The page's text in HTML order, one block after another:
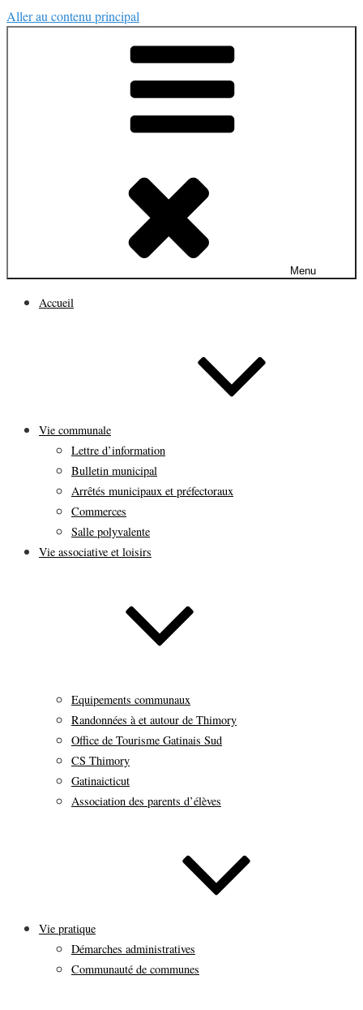
Aller au contenu principal
Menu
Accueil
Vie communale
Lettre d’information
Bulletin municipal
Arrêtés municipaux et préfectoraux
Commerces
Salle polyvalente
Vie associative et loisirs
Equipements communaux
Randonnées à et autour de Thimory
Office de Tourisme Gatinais Sud
CS Thimory
Gatinaicticut
Association des parents d’élèves
Vie pratique
Démarches administratives
Communauté de communes